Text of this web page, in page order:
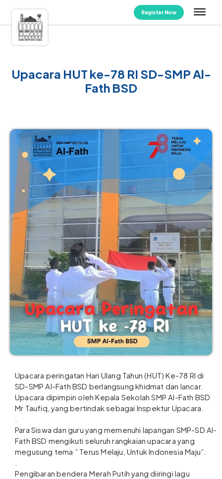
Register Now
Upacara HUT ke-78 RI SD-SMP Al-
Fath BSD
Upacara peringatan Hari Ulang Tahun (HUT) Ke-78 RI di
SD-SMP Al-Fath BSD berlangsung khidmat dan lancar.
Upacara dipimpin oleh Kepala Sekolah SMP Al-Fath BSD
Mr Taufiq, yang bertindak sebagai Inspektur Upacara.
Para Siswa dan guru yang memenuhi lapangan SMP-SD Al-
Fath BSD mengikuti seluruh rangkaian upacara yang
megusung tema ” Terus Melaju, Untuk Indonesia Maju”.
Pengibaran bendera Merah Putih yang diiringi lagu